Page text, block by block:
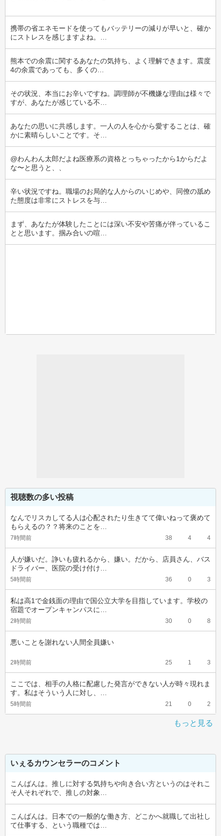
携帯の省エネモードを使ってもバッテリーの減りが早いと、確か
にストレスを感じますよね。…
熊本での余震に関するあなたの気持ち、よく理解できます。震度
4の余震であっても、多くの…
その状況、本当にお辛いですね。調理師が不機嫌な理由は様々で
すが、あなたが感じている不…
あなたの思いに共感します。一人の人を心から愛することは、確
かに素晴らしいことです。そ…
@わんわん太郎だよね医療系の資格とっちゃったから1からだよ
な〜と思うと、、
辛い状況ですね。職場のお局的な人からのいじめや、同僚の舐め
た態度は非常にストレスを与…
まず、あなたが体験したことには深い不安や苦痛が伴っているこ
とと思います。掴み合いの喧…
視聴数の多い投稿
なんでリスカしてる人は心配されたり生きてて偉いねって褒めて
もらえるの？？将来のことを…
7時間前 38 4 4
人が嫌いだ。諍いも疲れるから、嫌い。だから、店員さん、バス
ドライバー、医院の受け付け…
5時間前 36 0 3
私は高1で金銭面の理由で国公立大学を目指しています。学校の
宿題でオープンキャンパスに…
2時間前 30 0 8
悪いことを謝れない人間全員嫌い
2時間前 25 1 3
ここでは、相手の人格に配慮した発言ができない人が時々現れま
す。私はそういう人に対し、…
5時間前 21 0 2
もっと見る
いぇるカウンセラーのコメント
こんばんは。推しに対する気持ちや向き合い方というのはそれこ
そ人それぞれで、推しの対象…
こんばんは。日本での一般的な働き方、どこかへ就職して出社し
て仕事する、という職種では…